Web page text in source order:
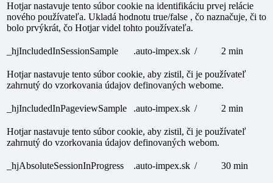
Hotjar nastavuje tento súbor cookie na identifikáciu prvej relácie
nového používateľa. Ukladá hodnotu true/false , čo naznačuje, či to
bolo prvýkrát, čo Hotjar videl tohto používateľa.
_hjIncludedInSessionSample .auto-impex.sk / 2 min
Hotjar nastavuje tento súbor cookie, aby zistil, či je používateľ
zahrnutý do vzorkovania údajov definovaných webome.
_hjIncludedInPageviewSample .auto-impex.sk / 2 min
Hotjar nastavuje tento súbor cookie, aby zistil, či je používateľ
zahrnutý do vzorkovania údajov definovaných webom.
_hjAbsoluteSessionInProgress .auto-impex.sk / 30 min